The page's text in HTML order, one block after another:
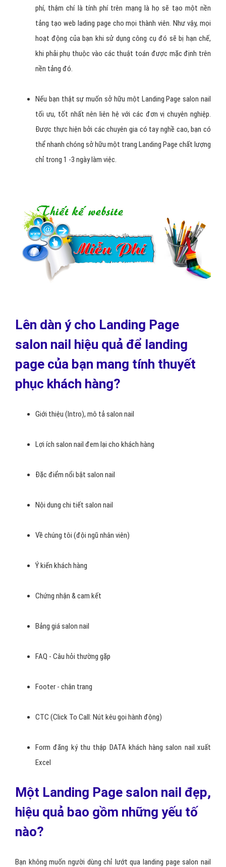
phí, thậm chí là tính phí trên mạng là họ sẽ tạo một nền
tảng tạo web lading page cho mọi thành viên. Như vậy, mọi
hoạt động của bạn khi sử dụng công cụ đó sẽ bị hạn chế,
khi phải phụ thuộc vào các thuật toán được mặc định trên
nền tảng đó.
Nếu bạn thật sự muốn sở hữu một Landing Page salon nail
tối ưu, tốt nhất nên liên hệ với các đơn vị chuyên nghiệp.
Được thực hiện bởi các chuyên gia có tay nghề cao, bạn có
thể nhanh chóng sở hữu một trang Landing Page chất lượng
chỉ trong 1 -3 ngày làm việc.
Lên dàn ý cho Landing Page
salon nail hiệu quả để landing
page của bạn mang tính thuyết
phục khách hàng?
Giới thiệu (Intro), mô tả salon nail
Lợi ích salon nail đem lại cho khách hàng
Đặc điểm nổi bật salon nail
Nội dung chi tiết salon nail
Về chúng tôi (đội ngũ nhân viên)
Ý kiến khách hàng
Chứng nhận & cam kết
Bảng giá salon nail
FAQ - Câu hỏi thường gặp
Footer - chân trang
CTC (Click To Call: Nút kêu gọi hành động)
Form đăng ký thu thập DATA khách hàng salon nail xuất
Excel
Một Landing Page salon nail đẹp,
hiệu quả bao gồm những yếu tố
nào?
Bạn không muốn người dùng chỉ lướt qua landing page salon nail